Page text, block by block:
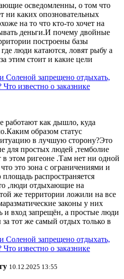
осведомленны, о том что
ни каких опозновательных
на то что кто-то хочет на
деньги.И почему двойные
построены базы
люди катаются, ловят рыбу а
этим стоит и какие цели
Соленой запрещено отдыхать,
известно о заказнике
работают как дышло, куда
образом статус
в лучшую сторону?Это
для простых людей ,темболие
в этом ригеоне .Там нет ни одной
это зона с ограничениями и
распространяется
,люди отдыхающие на
же территории ложили на все
законы у них
и вход запрещён, а простые люди
тот же самый отдых только в
Соленой запрещено отдыхать,
известно о заказнике
10.12.2025 13:55